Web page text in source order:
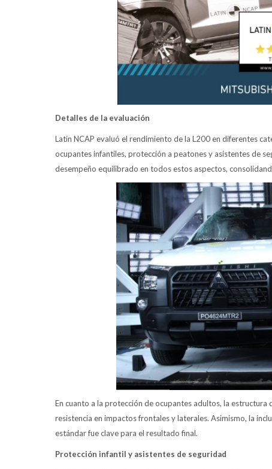
Detalles de la evaluación
Latin NCAP evaluó el rendimiento de la L200 en diferentes
ocupantes infantiles, protección a peatones y asistentes de
desempeño equilibrado en todos estos aspectos,
En cuanto a la protección de ocupantes adultos, la
resistencia en impactos frontales y laterales. Asimismo, la
estándar fue clave para el resultado final.
Protección infantil y asistentes de seguridad